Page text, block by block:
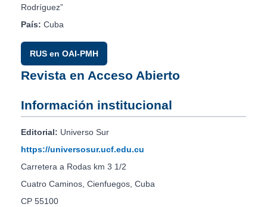
Rodríguez”
País: Cuba
RUS en OAI-PMH
Revista en Acceso Abierto
Información institucional
Editorial: Universo Sur
https://universosur.ucf.edu.cu
Carretera a Rodas km 3 1/2
Cuatro Caminos, Cienfuegos, Cuba
CP 55100